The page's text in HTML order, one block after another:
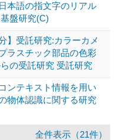
本語の指文字のリアル
盤研究(C)
】受託研究:カラーカメ
ラスチック部品の色彩
の受託研究 受託研究
ンテキスト情報を用い
物体認識に関する研究
全件表示（21件）